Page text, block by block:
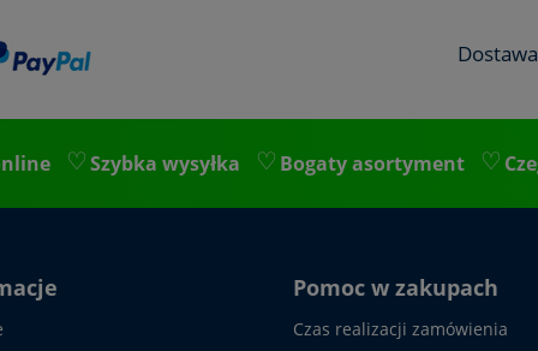
Szybka wysyłka Bogaty asortyment
Pomoc w zakupach
Czas realizacji zamówienia